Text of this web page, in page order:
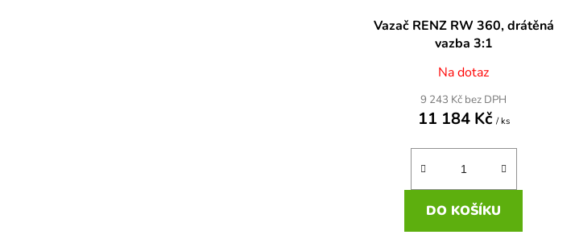
Vazač RENZ RW 360, drátěná
vazba 3:1
Na dotaz
9 243 Kč bez DPH
11 184 Kč / ks
DO KOŠÍKU